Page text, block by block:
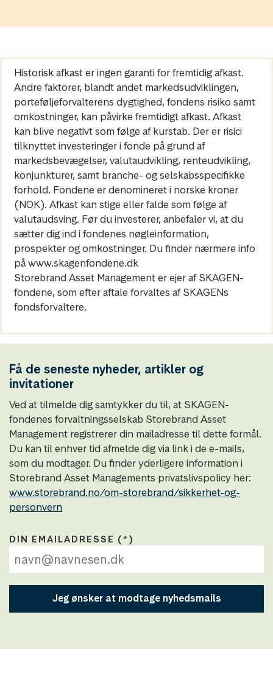
Historisk afkast er ingen garanti for fremtidig afkast.
Andre faktorer, blandt andet markedsudviklingen,
porteføljeforvalterens dygtighed, fondens risiko samt
omkostninger, kan påvirke fremtidigt afkast. Afkast
kan blive negativt som følge af kurstab. Der er risici
tilknyttet investeringer i fonde på grund af
markedsbevægelser, valutaudvikling, renteudvikling,
konjunkturer, samt branche- og selskabsspecifikke
forhold. Fondene er denomineret i norske kroner
(NOK). Afkast kan stige eller falde som følge af
valutaudsving. Før du investerer, anbefaler vi, at du
sætter dig ind i fondenes nøgleinformation,
prospekter og omkostninger. Du finder nærmere info
på www.skagenfondene.dk
Storebrand Asset Management er ejer af SKAGEN-
fondene, som efter aftale forvaltes af SKAGENs
fondsforvaltere.
Få de seneste nyheder, artikler og
invitationer
Ved at tilmelde dig samtykker du til, at SKAGEN-
fondenes forvaltningsselskab Storebrand Asset
Management registrerer din mailadresse til dette formål.
Du kan til enhver tid afmelde dig via link i de e-mails,
som du modtager. Du finder yderligere information i
Storebrand Asset Managements privatslivspolicy her:
www.storebrand.no/om-storebrand/sikkerhet-og-
personvern
DIN EMAILADRESSE
Jeg ønsker at modtage nyhedsmails